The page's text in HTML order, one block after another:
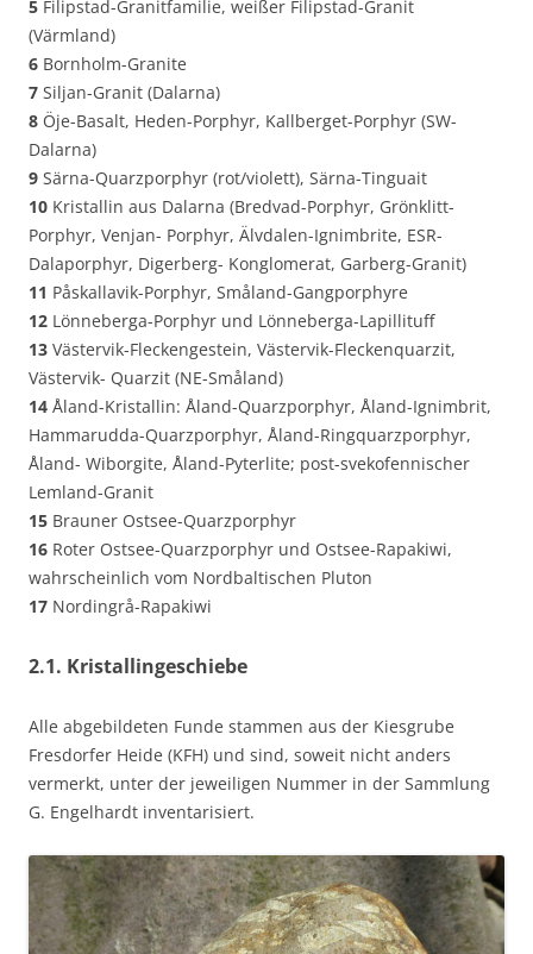
5 Filipstad-Granitfamilie, weißer Filipstad-Granit
(Värmland)
6 Bornholm-Granite
7 Siljan-Granit (Dalarna)
8 Öje-Basalt, Heden-Porphyr, Kallberget-Porphyr (SW-
Dalarna)
9 Särna-Quarzporphyr (rot/violett), Särna-Tinguait
10 Kristallin aus Dalarna (Bredvad-Porphyr, Grönklitt-
Porphyr, Venjan- Porphyr, Älvdalen-Ignimbrite, ESR-
Dalaporphyr, Digerberg- Konglomerat, Garberg-Granit)
11 Påskallavik-Porphyr, Småland-Gangporphyre
12 Lönneberga-Porphyr und Lönneberga-Lapillituff
13 Västervik-Fleckengestein, Västervik-Fleckenquarzit,
Västervik- Quarzit (NE-Småland)
14 Åland-Kristallin: Åland-Quarzporphyr, Åland-Ignimbrit,
Hammarudda-Quarzporphyr, Åland-Ringquarzporphyr,
Åland- Wiborgite, Åland-Pyterlite; post-svekofennischer
Lemland-Granit
15 Brauner Ostsee-Quarzporphyr
16 Roter Ostsee-Quarzporphyr und Ostsee-Rapakiwi,
wahrscheinlich vom Nordbaltischen Pluton
17 Nordingrå-Rapakiwi
2.1. Kristallingeschiebe
Alle abgebildeten Funde stammen aus der Kiesgrube
Fresdorfer Heide (KFH) und sind, soweit nicht anders
vermerkt, unter der jeweiligen Nummer in der Sammlung
G. Engelhardt inventarisiert.